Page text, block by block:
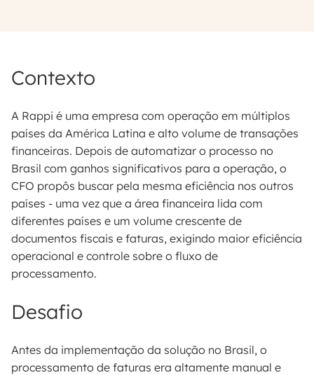
Contexto
A Rappi é uma empresa com operação em múltiplos
países da América Latina e alto volume de transações
financeiras. Depois de automatizar o processo no
Brasil com ganhos significativos para a operação, o
CFO propôs buscar pela mesma eficiência nos outros
países - uma vez que a área financeira lida com
diferentes países e um volume crescente de
documentos fiscais e faturas, exigindo maior eficiência
operacional e controle sobre o fluxo de
processamento.
Desafio
Antes da implementação da solução no Brasil, o
processamento de faturas era altamente manual e